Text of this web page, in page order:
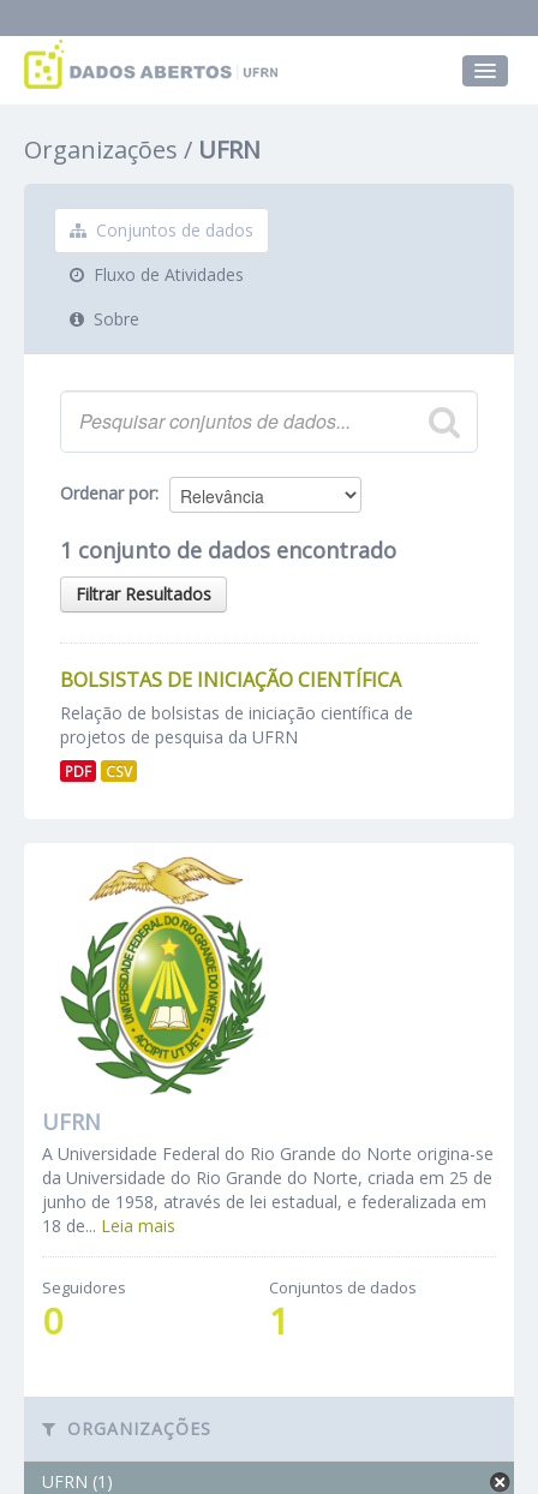
Grupos
Sobre
Organizações UFRN
Conjuntos de dados
Fluxo de Atividades
Sobre
Ordenar por
1 conjunto de dados encontrado
Filtrar Resultados
BOLSISTAS DE INICIAÇÃO CIENTÍFICA
Relação de bolsistas de iniciação científica de
projetos de pesquisa da UFRN
PDF CSV
UFRN
A Universidade Federal do Rio Grande do Norte origina-se
da Universidade do Rio Grande do Norte, criada em 25 de
junho de 1958, através de lei estadual, e federalizada em
18 de... Leia mais
Seguidores
0
Conjuntos de dados
1
ORGANIZAÇÕES
UFRN (1)